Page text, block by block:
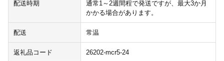
配送時期
通常1～2週間程で発送ですが、最大3か月
かかる場合があります。
配送 常温
返礼品コード 26202-mcr5-24